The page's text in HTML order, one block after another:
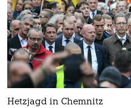
Hetzjagd in Chemnitz